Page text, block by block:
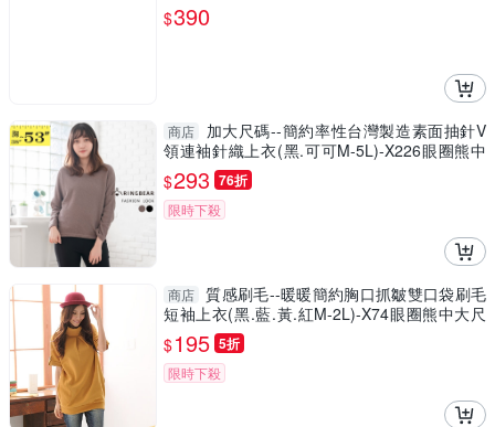
$390
商店
加大尺碼--簡約率性台灣製造素面抽針V
領連袖針織上衣(黑.可可M-5L)-X226眼圈熊中
大尺碼
$293 76折
限時下殺
商店 質感刷毛--暖暖簡約胸口抓皺雙口袋刷毛
短袖上衣(黑.藍.黃.紅M-2L)-X74眼圈熊中大尺
碼
$195 5折
限時下殺